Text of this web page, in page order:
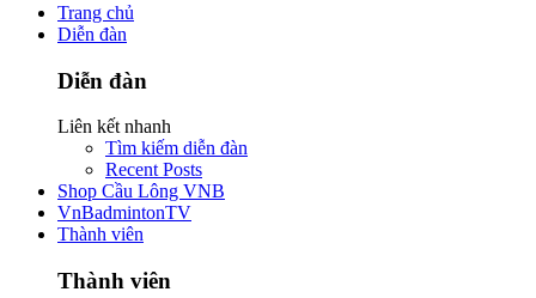
Trang chủ
Diễn đàn
Diễn đàn
Liên kết nhanh
Tìm kiếm diễn đàn
Recent Posts
Shop Cầu Lông VNB
VnBadmintonTV
Thành viên
Thành viên